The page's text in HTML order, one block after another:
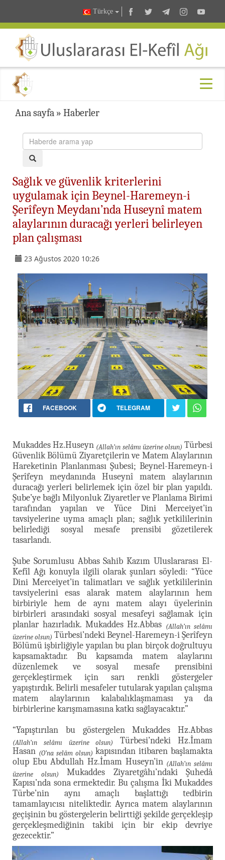
Türkçe
Ana sayfa » Haberler
Sağlık ve güvenlik kriterlerini
uygulamak için Beynel-Haremeyn-i
Şerîfeyn Meydanı’nda Huseynî matem
alaylarının duracağı yerleri belirleyen
plan çalışması
23 Ağustos 2020 10:26
FACEBOOK TELEGRAM
Mukaddes Hz.Huseyn (Allah’ın selâmı üzerine olsun) Türbesi
Güvenlik Bölümü Ziyaretçilerin ve Matem Alaylarının
Hareketinin Planlanması Şubesi; Beynel-Haremeyn-i
Şerîfeyn meydanında Huseynî matem alaylarının
duracağı yerleri belirlemek için özel bir plan yapıldı.
Şube’ye bağlı Milyonluk Ziyaretler ve Planlama Birimi
tarafından yapılan ve Yüce Dini Merceiyet’in
tavsiyelerine uyma amaçlı plan; sağlık yetkililerinin
belirlediği sosyal mesafe prensibi gözetilerek
tasarlandı.
Şube Sorumlusu Abbas Sahib Kazım Uluslararası El-
Kefîl Ağı konuyla ilgili olarak şunları söyledi: “Yüce
Dini Merceiyet’in talimatları ve sağlık yetkililerinin
tavsiyelerini esas alarak matem alaylarının hem
birbiriyle hem de aynı matem alayı üyelerinin
birbirleri arasındaki sosyal mesafeyi sağlamak için
planlar hazırladık. Mukaddes Hz.Abbas (Allah’ın selâmı
üzerine olsun) Türbesi’ndeki Beynel-Haremeyn-i Şerîfeyn
Bölümü işbirliğiyle yapılan bu plan birçok doğrultuyu
kapsamaktadır. Bu kapsamda matem alaylarını
düzenlemek ve sosyal mesafe prensibini
gerçekleştirmek için sarı renkli göstergeler
yapıştırdık. Belirli mesafeler tutularak yapılan çalışma
matem alaylarının kalabalıklaşmaması ya da
birbirlerine karışmamasına katkı sağlayacaktır.”
“Yapıştırılan bu göstergelen Mukaddes Hz.Abbas
(Allah’ın selâmı üzerine olsun)
Türbesi’ndeki Hz.İmam
Hasan (O’na selâm olsun) kapısından itibaren başlamakta
olup Ebu Abdullah Hz.İmam Huseyn’in (Allah’ın selâmı
üzerine olsun)
Mukaddes Ziyaretgâhı’ndaki Şuhedâ
Kapısı’nda sona ermektedir. Bu çalışma İki Mukaddes
Türbe’nin aynı amaçlı başlattığı tedbirin
tamamlayıcısı niteliktedir. Ayrıca matem alaylarının
geçişinin bu göstergelerin belirttiği şekilde gerçekleşip
gerçekleşmediğinin takibi için bir ekip devriye
gezecektir.”